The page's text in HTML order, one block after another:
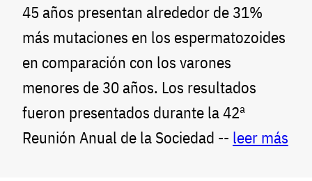
45 años presentan alrededor de 31%
más mutaciones en los espermatozoides
en comparación con los varones
menores de 30 años. Los resultados
fueron presentados durante la 42ª
Reunión Anual de la Sociedad -- leer más